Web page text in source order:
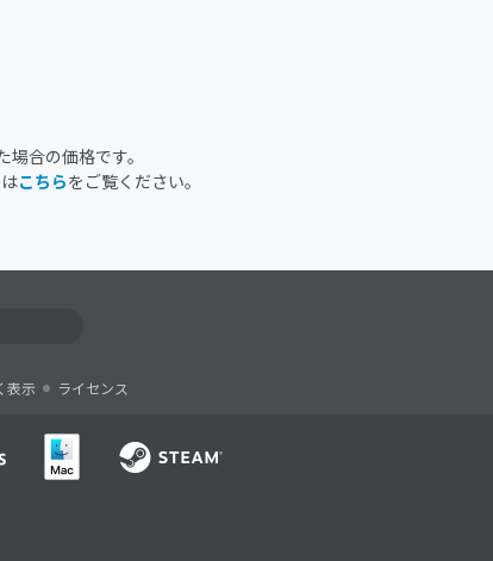
合の価格です。
こちらをご覧ください。
表示 ライセンス